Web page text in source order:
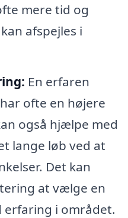
mere tid og
afspejles i
En erfaren
ofte en højere
også hjælpe med
lange løb ved at
Det kan
at vælge en
erfaring i området.